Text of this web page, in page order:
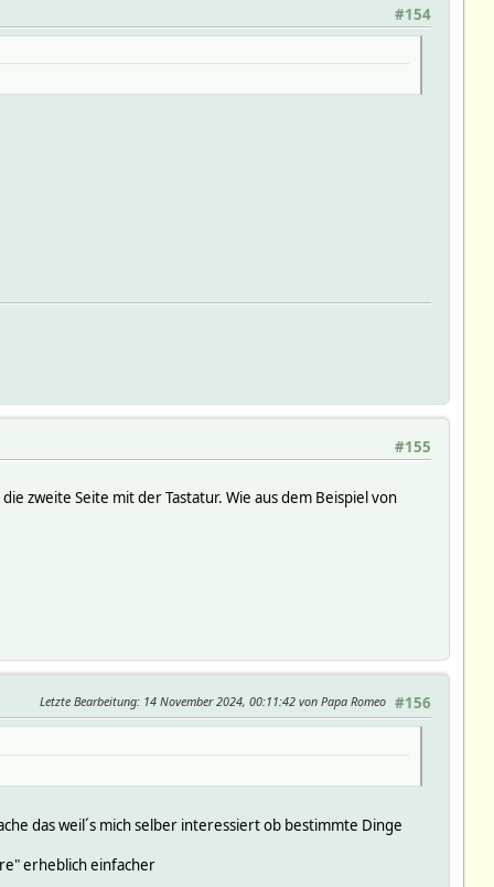
#154
#155
zweite Seite mit der Tastatur. Wie aus dem Beispiel von
#156
Letzte Bearbeitung: 14 November 2024, 00:11:42 von Papa Romeo
das weil´s mich selber interessiert ob bestimmte Dinge
erheblich einfacher